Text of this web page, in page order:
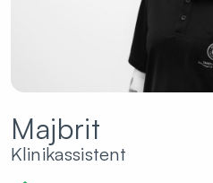
Majbrit
Klinikassistent